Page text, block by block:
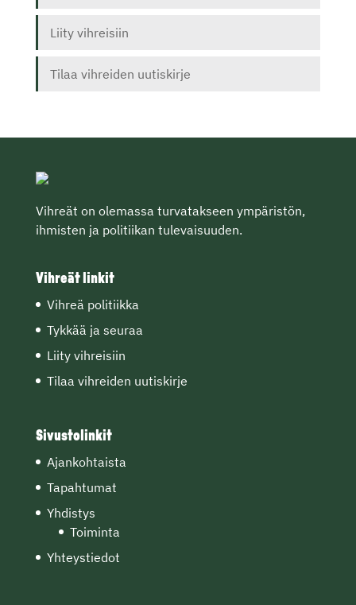
Liity vihreisiin
Tilaa vihreiden uutiskirje
Vihreät on olemassa turvatakseen ympäristön,
ihmisten ja politiikan tulevaisuuden.
Vihreät linkit
Vihreä politiikka
Tykkää ja seuraa
Liity vihreisiin
Tilaa vihreiden uutiskirje
Sivustolinkit
Ajankohtaista
Tapahtumat
Yhdistys
Toiminta
Yhteystiedot